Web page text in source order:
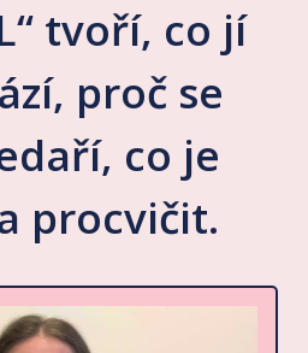
tvoří, co jí
proč se
co je
procvičit.